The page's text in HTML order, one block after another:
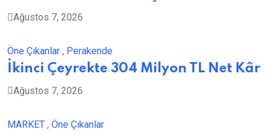
Ağustos 7, 2026
Öne Çıkanlar , Perakende
İkinci Çeyrekte 304 Milyon TL Net Kâr
Ağustos 7, 2026
MARKET , Öne Çıkanlar